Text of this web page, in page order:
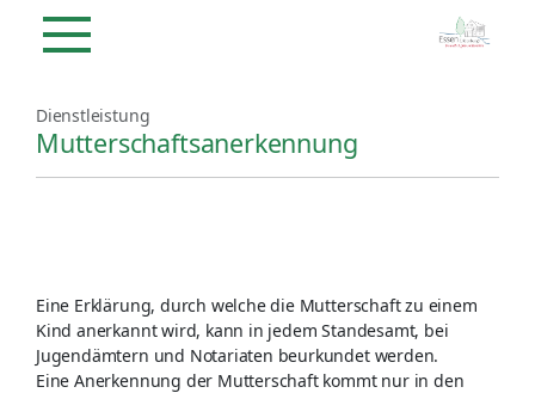
Dienstleistung
Mutterschaftsanerkennung
Eine Erklärung, durch welche die Mutterschaft zu einem
Kind anerkannt wird, kann in jedem Standesamt, bei
Jugendämtern und Notariaten beurkundet werden.
Eine Anerkennung der Mutterschaft kommt nur in den